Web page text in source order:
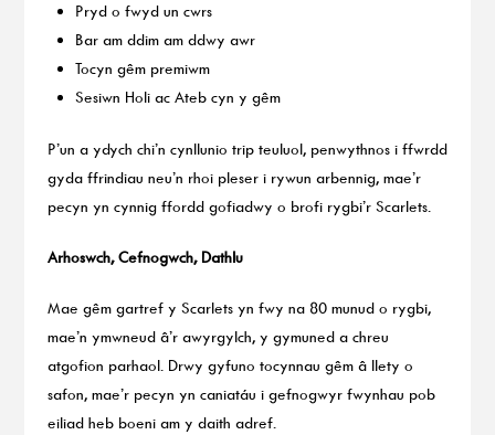
Pryd o fwyd un cwrs
Bar am ddim am ddwy awr
Tocyn gêm premiwm
Sesiwn Holi ac Ateb cyn y gêm
P’un a ydych chi’n cynllunio trip teuluol, penwythnos i ffwrdd
gyda ffrindiau neu’n rhoi pleser i rywun arbennig, mae’r
pecyn yn cynnig ffordd gofiadwy o brofi rygbi’r Scarlets.
Arhoswch, Cefnogwch, Dathlu
Mae gêm gartref y Scarlets yn fwy na 80 munud o rygbi,
mae’n ymwneud â’r awyrgylch, y gymuned a chreu
atgofion parhaol. Drwy gyfuno tocynnau gêm â llety o
safon, mae’r pecyn yn caniatáu i gefnogwyr fwynhau pob
eiliad heb boeni am y daith adref.